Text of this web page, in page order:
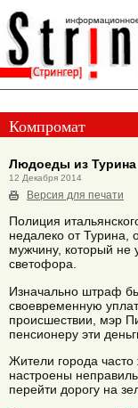
Компромат
Людоеды из Турина
12 Декабря 2014
Версия для печати
Полиция
недалеко от
мужчину, который не
светофора.
Изначально штраф
своевременную
происшествии, мэр
пенсионеру эти
Жители города
настроены
перейти дорогу на